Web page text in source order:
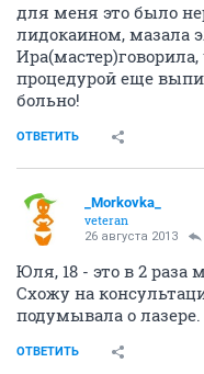
для меня это было
лидокаином, мазала
процедурой еще
больно!
ОТВЕТИТЬ
_Morkovka_
veteran
26 августа 2013
Юля, 18 - это в 2 раза
Схожу на
подумывала о лазере.
ОТВЕТИТЬ